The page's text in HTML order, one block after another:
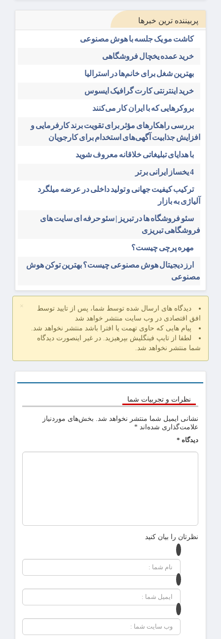
پربیننده ترین خبرها
کاشت مو یک جلسه با هوش مصنوعی
خرید عمده یخچال فروشگاهی
بهترین شغل برای خانم‌ها در استرالیا
خرید اینترنتی کارت گرافیک ایسوس
بروکرهایی‌ که با ایران کار می‌کنند
بررسی راهکارهای مؤثر برای تقویت برند کارفرمایی و
افزایش جذابیت آگهی‌های استخدام برای کارجویان
با هدایای تبلیغاتی خلاقانه معروف شوید
4 یخساز ایرانی برتر
ترکیب کیفیت جهانی و تولید داخلی در عرضه میلگرد
آلیاژی به بازار
سئو فروشگاه‌ ها در تبریز | سئو حرفه ای سایت های
فروشگاهی تبریزی
مهره پرچی چیست؟
ارز دیجیتال هوش مصنوعی چیست؟ بهترین توکن هوش
مصنوعی
×
دیدگاه های ارسال شده توسط شما، پس از تایید توسط
افق اقتصادی در وب سایت منتشر خواهد شد
پیام هایی که حاوی تهمت یا افترا باشد منتشر نخواهد شد.
لطفا از تایپ فینگلیش بپرهیزید. در غیر اینصورت دیدگاه
شما منتشر نخواهد شد.
نظرات و تجربیات شما
نشانی ایمیل شما منتشر نخواهد شد. بخش‌های موردنیاز
علامت‌گذاری شده‌اند *
دیدگاه *
نظرتان را بیان کنید